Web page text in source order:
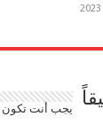
يجب أنت تكون